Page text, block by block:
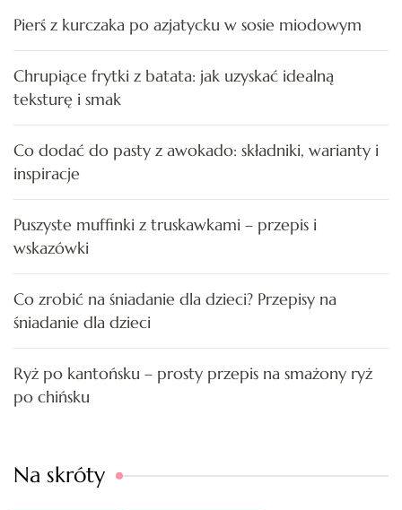
Pierś z kurczaka po azjatycku w sosie miodowym
Chrupiące frytki z batata: jak uzyskać idealną
teksturę i smak
Co dodać do pasty z awokado: składniki, warianty i
inspiracje
Puszyste muffinki z truskawkami – przepis i
wskazówki
Co zrobić na śniadanie dla dzieci? Przepisy na
śniadanie dla dzieci
Ryż po kantońsku – prosty przepis na smażony ryż
po chińsku
Na skróty